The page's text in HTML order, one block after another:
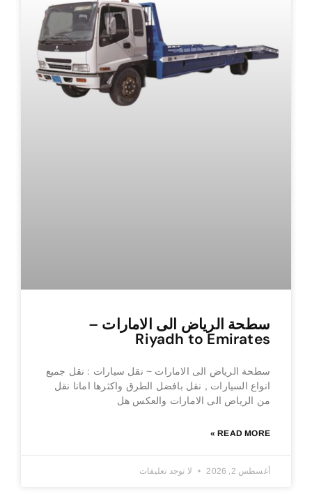
سطحة الرياض الى الامارات –
Riyadh to Emirates
سطحة الرياض الى الامارات ~ نقل سيارات : نقل جميع
انواع السيارات , نقل بافضل الطرق واكثرها امانا نقل
من الرياض الى الامارات والعكس هل
READ MORE »
أغسطس 2, 2026 لا توجد تعليقات